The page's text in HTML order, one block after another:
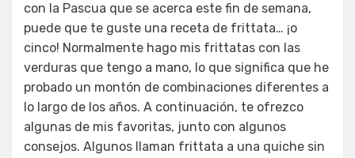
con la Pascua que se acerca este fin de semana,
puede que te guste una receta de frittata… ¡o
cinco! Normalmente hago mis frittatas con las
verduras que tengo a mano, lo que significa que he
probado un montón de combinaciones diferentes a
lo largo de los años. A continuación, te ofrezco
algunas de mis favoritas, junto con algunos
consejos. Algunos llaman frittata a una quiche sin